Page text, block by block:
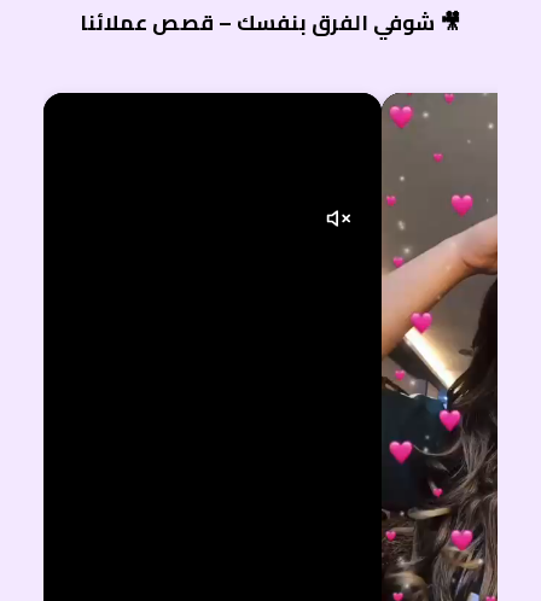
شوفي الفرق بنفسك – قصص عملائنا 🎥